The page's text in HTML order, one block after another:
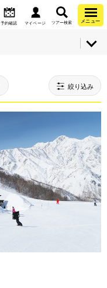
予約確認 マイページ ツアー検索 メニュー
絞り込み